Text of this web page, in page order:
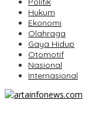
Hukum
Ekonomi
Olahraga
Gaya Hidup
Otomotif
Nasional
Internasional